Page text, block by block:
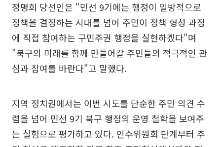
정명희 당선인은 "민선 9기에는 행정이 일방적으로
정책을 결정하는 시대를 넘어 주민이 정책 형성 과정
에 직접 참여하는 구민주권 행정을 실현하겠다"며
"북구의 미래를 함께 만들어갈 주민들의 적극적인 관
심과 참여를 바란다"고 말했다.
지역 정치권에서는 이번 시도를 단순한 주민 의견 수
렴을 넘어 민선 9기 북구 행정의 운영 철학을 보여주
는 실험으로 평가하고 있다. 인수위원회 단계부터 주